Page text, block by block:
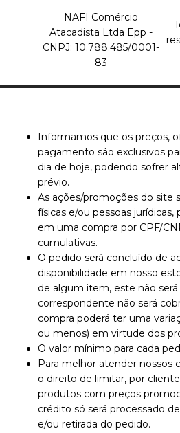
NAFI Comércio
Atacadista Ltda Epp -
CNPJ: 10.788.485/0001-
83
Informamos que os preços,
pagamento são exclusivos
dia de hoje, podendo sofrer
prévio.
As ações/promoções do site
físicas e/ou pessoas
em uma compra por CPF/
cumulativas.
O pedido será concluído de
disponibilidade em nosso
de algum item, este não
correspondente não será
compra poderá ter uma
ou menos) em virtude dos
O valor mínimo para cada
Para melhor atender nossos
o direito de limitar, por
produtos com preços
crédito só será processado
e/ou retirada do pedido.